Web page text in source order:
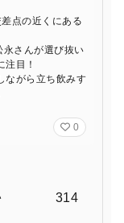
点の近くにある
さんが選び抜い
目！
ながら立ち飲みす
0
314